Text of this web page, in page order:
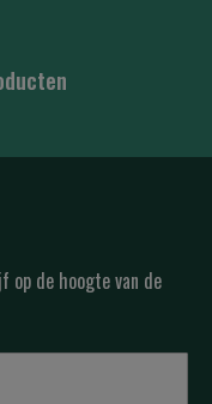
op de hoogte van de